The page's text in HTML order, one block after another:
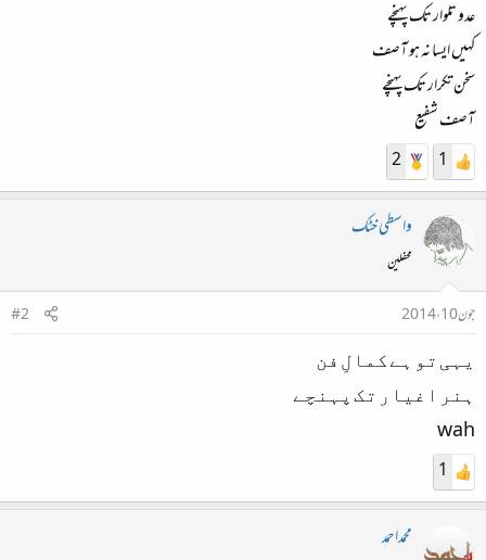
عدو تلوار تک پہنچے
کہیں ایسا نہ ہو آصف
سخن تکرار تک پہنچے
آصف شفیع
1
2
واسطی خٹک
محفلین
جون 10، 2014
#2
ﯾﮩﯽ ﺗﻮ ﮨﮯ ﮐﻤﺎﻝِ ﻓﻦ
ﮨﻨﺮ ﺍﻏﯿﺎﺭ ﺗﮏ ﭘﮩﻨﭽﮯ
wah
1
محمداحمد